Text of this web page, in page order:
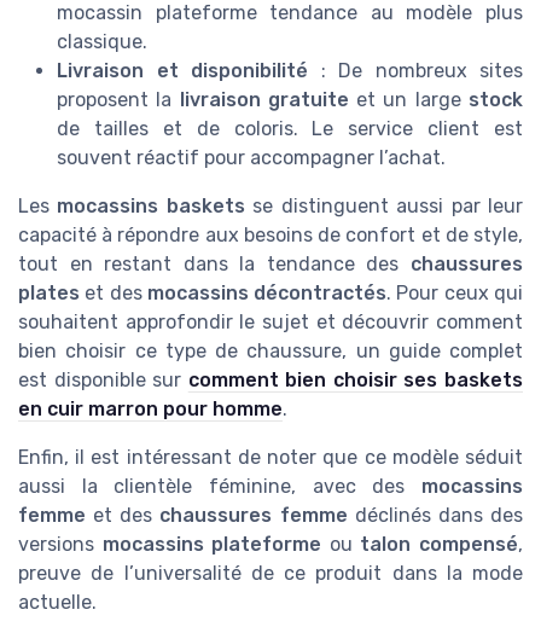
mocassin plateforme tendance au modèle plus
classique.
Livraison et disponibilité : De nombreux sites
proposent la
livraison gratuite et un large stock
de tailles et de coloris. Le service client est
souvent réactif pour accompagner l’achat.
Les mocassins baskets se distinguent aussi par leur
capacité à répondre aux besoins de confort et de style,
tout en restant dans la tendance des chaussures
plates et des mocassins décontractés. Pour ceux qui
souhaitent approfondir le sujet et découvrir comment
bien choisir ce type de chaussure, un guide complet
est disponible sur comment bien choisir ses baskets
en cuir marron pour homme.
Enfin, il est intéressant de noter que ce modèle séduit
aussi la clientèle féminine, avec des mocassins
femme et des chaussures femme déclinés dans des
versions mocassins plateforme ou talon compensé,
preuve de l’universalité de ce produit dans la mode
actuelle.